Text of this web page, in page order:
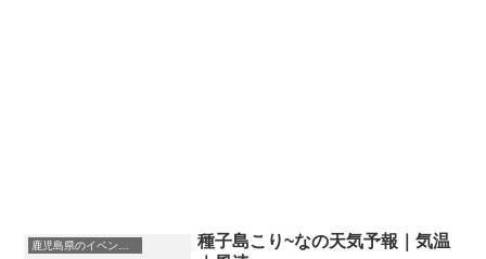
種子島こり~なの天気予報｜気温